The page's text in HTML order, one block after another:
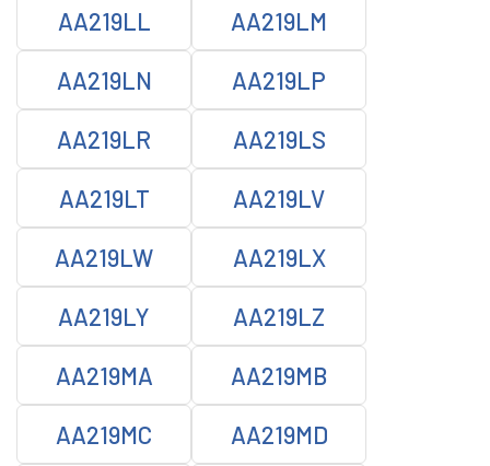
AA219LL AA219LM
AA219LN AA219LP
AA219LR AA219LS
AA219LT AA219LV
AA219LW AA219LX
AA219LY AA219LZ
AA219MA AA219MB
AA219MC AA219MD